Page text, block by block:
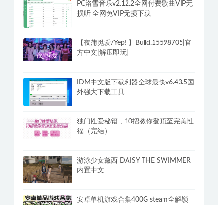
PC洛雪音乐v2.12.2全网付费歌曲VIP无
损听 全网免VIP无损下载
【夜蒲觅爱/Yep! 】Build.15598705|官
方中文|解压即玩|
IDM中文版下载利器全球最快v6.43.5国
外强大下载工具
独门性爱秘籍，10招教你登顶至完美性
福（完结）
游泳少女黛西 DAISY THE SWIMMER
内置中文
安卓单机游戏合集400G steam全解锁